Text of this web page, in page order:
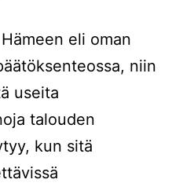
eli oman
niin
useita
talouden
kun sitä